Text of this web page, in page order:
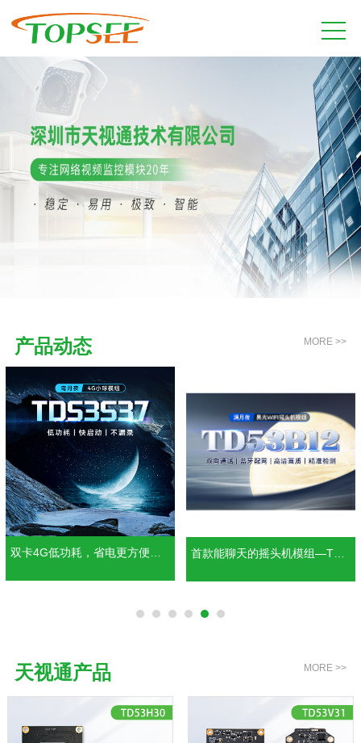
产品动态 MORE >>
首款能聊天的摇头机模组—TD5
双摄王炸之4G球模组—TD53E5
天视通产品 MORE >>